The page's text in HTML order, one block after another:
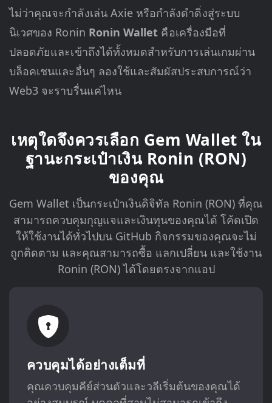
ไม่ว่าคุณจะกำลังเล่น Axie หรือกำลังดำดิ่งสู่ระบบ
นิเวศของ Ronin Ronin Wallet คือเครื่องมือที่
ปลอดภัยและเข้าถึงได้ทั้งหมดสำหรับการเล่นเกมผ่าน
บล็อคเชนและอื่นๆ ลองใช้และสัมผัสประสบการณ์ว่า
Web3 จะราบรื่นแค่ไหน
เหตุใดจึงควรเลือก Gem Wallet ใน
ฐานะกระเป๋าเงิน Ronin (RON)
ของคุณ
Gem Wallet เป็นกระเป๋าเงินดิจิทัล Ronin (RON) ที่คุณ
สามารถควบคุมกุญแจและเงินทุนของคุณได้ โค้ดเปิด
ให้ใช้งานได้ทั่วไปบน GitHub กิจกรรมของคุณจะไม่
ถูกติดตาม และคุณสามารถซื้อ แลกเปลี่ยน และใช้งาน
Ronin (RON) ได้โดยตรงจากแอป
ควบคุมได้อย่างเต็มที่
คุณควบคุมคีย์ส่วนตัวและวลีเริ่มต้นของคุณได้